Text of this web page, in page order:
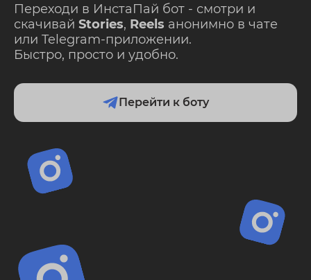
Переходи в ИнстаПай бот - смотри и
скачивай Stories, Reels анонимно в чате
или Telegram-приложении.
Быстро, просто и удобно.
Перейти к боту